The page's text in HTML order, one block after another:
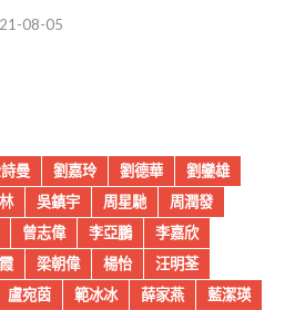
08-05
曼 劉嘉玲 劉德華
劉鑾雄
吳鎮宇 周星馳
周潤發
曾志偉 李亞鵬
李嘉欣
梁朝偉 楊怡
汪明荃
盧宛茵 範冰冰 薛家燕
藍潔瑛